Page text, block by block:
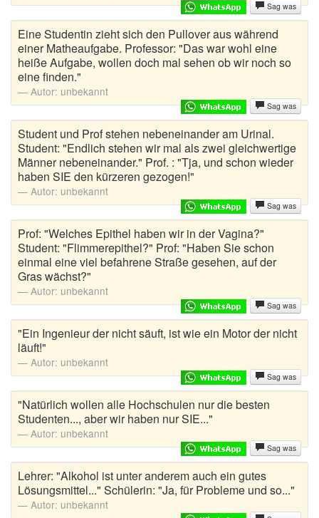
Ostfriesenwitze
Polenwitze
Politiker Witze
Polizei Witze
Schlechte Witze
Schottenwitze
Schulwitze
Schwabenwitze
Schwarzer Humor Witze
Schwulenwitze
SMS Sprüche
Sportwitze
Studentenwitze
Tierwitze
Toilettensprüche
Trabi Witze
Türkenwitze
Sag was
Eine Studentin zieht sich den Pullover aus während
einer Matheaufgabe. Professor: "Das war wohl eine
heiße Aufgabe, wollen doch mal sehen ob wir noch so
eine finden."
Autor: unbekannt
Sag was
Student und Prof stehen nebeneinander am Urinal.
Student: "Endlich stehen wir mal als zwei gleichwertige
Männer nebeneinander." Prof. : "Tja, und schon wieder
haben SIE den kürzeren gezogen!"
Autor: unbekannt
Sag was
Prof: "Welches Epithel haben wir in der Vagina?"
Student: "Flimmerepithel?" Prof: "Haben Sie schon
einmal eine viel befahrene Straße gesehen, auf der
Gras wächst?"
Autor: unbekannt
Sag was
"Ein Ingenieur der nicht säuft, ist wie ein Motor der nicht
läuft!"
Autor: unbekannt
Sag was
"Natürlich wollen alle Hochschulen nur die besten
Studenten..., aber wir haben nur SIE..."
Autor: unbekannt
Sag was
Lehrer: "Alkohol ist unter anderem auch ein gutes
Lösungsmittel..." Schülerin: "Ja, für Probleme und so..."
Autor: unbekannt